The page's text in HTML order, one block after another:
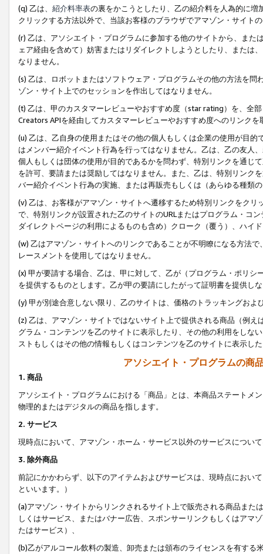
(q) 乙は、 紹介料率表の裏をかこうとしたり、乙の紹介料を人為的に
クリックする方法以外で、当該お客様のブラウザでアマゾン・サイト
(r) 乙は、アソシエイト・プログラムに参加する他のサイトから、ま
ェア経由を含めて）妨害またはリダイレクトしようとしたり、または
なりません。
(s) 乙は、ロボットまたはソフトウェア・プログラムその他の方法を
ゾン・サイト上でのセッションを作出してはなりません。
(t) 乙は、甲のカスタマーレビューやおすすめ度（star rating）を、全
Creators APIを経由してカスタマーレビューやおすすめ度へのリンクを
(u) 乙は、乙自身の使用またはその他の個人もしくは企業の使用が目
はメンバー紹介イベント行為を行ってはなりません。乙は、乙の友人
個人もしくは団体の使用が目的であるかを問わず、特別リンクを通じ
を許可、要請または奨励してはなりません。また、乙は、特別リンク
バー紹介イベント行為の実施、または再販売もしくは（あらゆる種類
(v) 乙は、お客様がアマゾン・サイトへ遷移するため特別リンクをク
で、特別リンクが設置された乙のサイトのURLまたはプログラム・コ
ダイレクトページの利用によるものも含め）クローク（覆う）、ハイ
(w) 乙はアマゾン・サイトへのリンクであることが不明瞭になる方法
レースメントを使用してはなりません。
(x) 甲が要請する場合、乙は、甲に対して、乙が（プログラム・ポリ
を提供するものとします。乙が甲の要請にしたがって証明書を提供し
(y) 甲が別途合意しない限り、乙のサイトは、価格のトラッキングお
(z) 乙は、アマゾン・サイトではないサイト上で提供される商品（例
グラム・コンテンツを乙のサイトに表示したり、その他の利用をしな
ストもしくはその他の情報もしくはコンテンツを乙のサイトに表示し
アソシエイト・プログラムの商
1. 商品
アソシエイト・プログラムにおける「商品」とは、本商品ステートメ
物理的またはデジタルの商品を指します。
2. サービス
現時点において、アマゾン・ホーム・サービス以外のサービスについ
3. 除外商品
前記にかかわらず、以下のアイテムおよびサービスは、現時点におい
といいます。）
(a)アマゾン・サイトからリンクされるサイト上で販売される商品ま
しくはサービス、またはバナー広告、スポンサーリンクもしくはアマ
たはサービス）、
(b)乙がアルコール飲料の製造、卸売または頒布のライセンスを有す